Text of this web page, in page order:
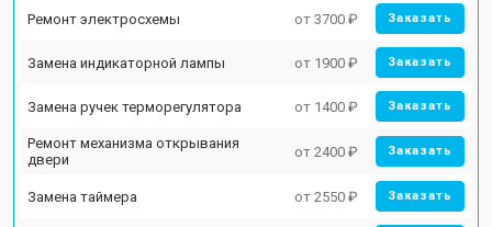
Ремонт электросхемы от 3700 ₽ Заказать
Замена индикаторной лампы от 1900 ₽ Заказать
Замена ручек терморегулятора от 1400 ₽ Заказать
Ремонт механизма открывания
двери
от 2400 ₽ Заказать
Замена таймера от 2550 ₽ Заказать